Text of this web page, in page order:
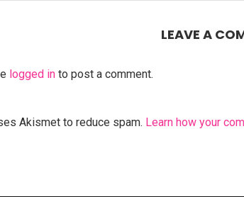
LEAVE A
logged in to post a comment.
Akismet to reduce spam. Learn how your